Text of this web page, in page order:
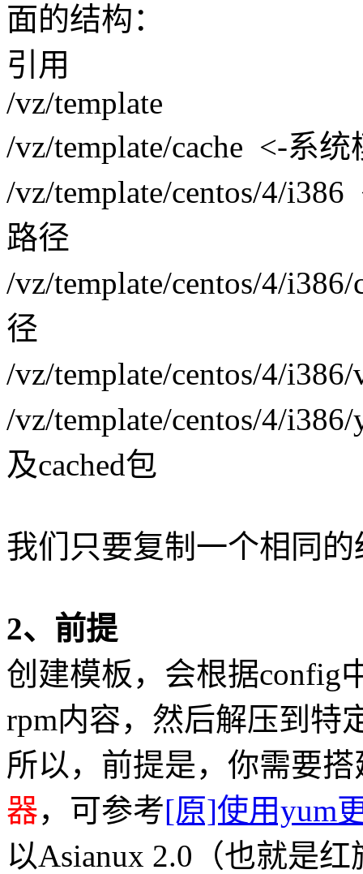
面的结构：
引用
/vz/template
/vz/template/cache <-系
/vz/template/centos/4/
路径
/vz/template/centos/4/
径
/vz/template/centos/4/
/vz/template/centos/4/
及cached包
我们只要复制一个相同
2、前提
创建模板，会根据config
rpm内容，然后解压到特
所以，前提是，你需要
器，可参考[原]使用yum
以Asianux 2.0（也就是